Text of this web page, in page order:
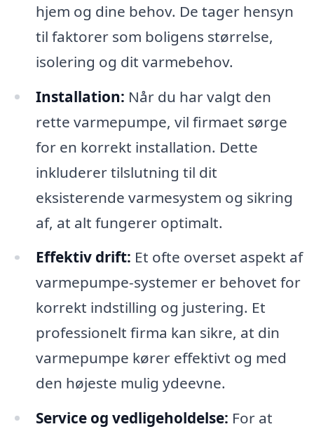
hjem og dine behov. De tager hensyn
til faktorer som boligens størrelse,
isolering og dit varmebehov.
Installation: Når du har valgt den
rette varmepumpe, vil firmaet sørge
for en korrekt installation. Dette
inkluderer tilslutning til dit
eksisterende varmesystem og sikring
af, at alt fungerer optimalt.
Effektiv drift: Et ofte overset aspekt af
varmepumpe-systemer er behovet for
korrekt indstilling og justering. Et
professionelt firma kan sikre, at din
varmepumpe kører effektivt og med
den højeste mulig ydeevne.
Service og vedligeholdelse: For at